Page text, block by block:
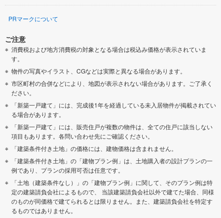
PRマークについて
ご注意
消費税および地方消費税の対象となる場合は税込み価格が表示されていま
す。
物件の写真やイラスト、CGなどは実際と異なる場合があります。
市区町村の合併などにより、地図が表示されない場合があります。ご了承く
ださい。
「新築一戸建て」には、完成後1年を経過している未入居物件が掲載されてい
る場合があります。
「新築一戸建て」には、販売住戸が複数の物件は、全ての住戸に該当しない
項目もあります。各問い合わせ先にご確認ください。
「建築条件付き土地」の価格には、建物価格は含まれません。
「建築条件付き土地」の「建物プラン例」は、土地購入者の設計プランの一
例であり、プランの採用可否は任意です。
「土地（建築条件なし）」の「建物プラン例」に関して、そのプラン例は特
定の建築請負会社によるもので、 当該建築請負会社以外で建てた場合、同様
のものが同価格で建てられるとは限りません。また、建築請負会社を特定す
るものではありません。